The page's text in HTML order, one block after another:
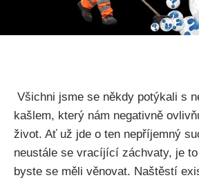
Všichni‍ jsme se někdy potýkali s
kašlem, který nám negativně
život. Ať už⁤ jde o ten nepříjemný
neustále se vracíjící záchvaty, je
byste se měli věnovat. Naštěstí